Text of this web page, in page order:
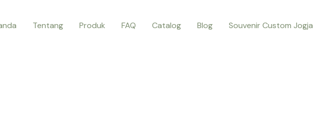
Tentang Produk FAQ Catalog Blog Souvenir Custom Jogja